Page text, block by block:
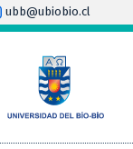
ubb@ubiobio.cl